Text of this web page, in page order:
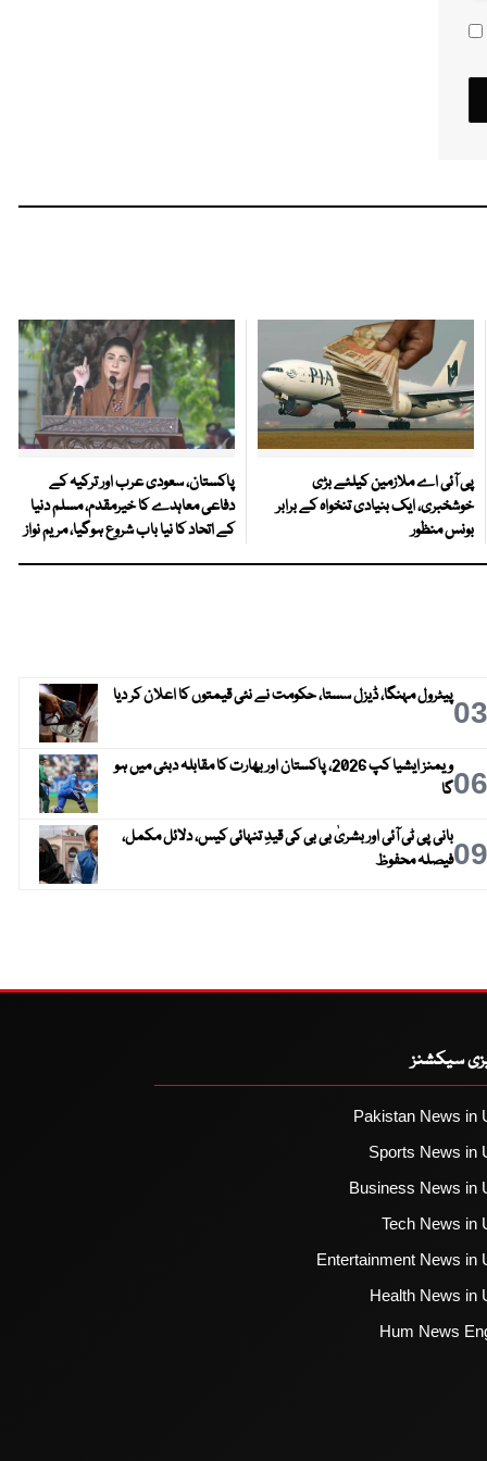
پی آئی اے ملازمین کیلئے بڑی
خوشخبری، ایک بنیادی تنخواہ کے برابر
بونس منظور
پاکستان، سعودی عرب اور ترکیہ کے
دفاعی معاہدے کا خیرمقدم، مسلم دنیا
کے اتحاد کا نیا باب شروع ہوگیا، مریم نواز
03پیٹرول مہنگا، ڈیزل سستا، حکومت نے نئی قیمتوں کا اعلان کر دیا
06
ویمنز ایشیا کپ 2026، پاکستان اور بھارت کا مقابلہ دبئی میں ہو
گا
09بانی پی ٹی آئی اور بشریٰ بی بی کی قیدِ تنہائی کیس، دلائل مکمل،
فیصلہ محفوظ
سیکشنز
Pakistan News in
Sports News in
Business News in
Tech News in
Entertainment News in
Health News in
Hum News